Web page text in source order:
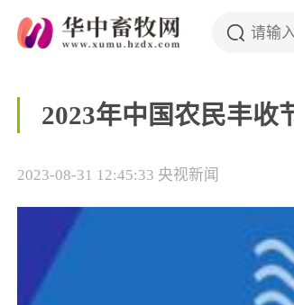
2023年中国农民丰收
2023-08-31 12:45:33 央视新闻